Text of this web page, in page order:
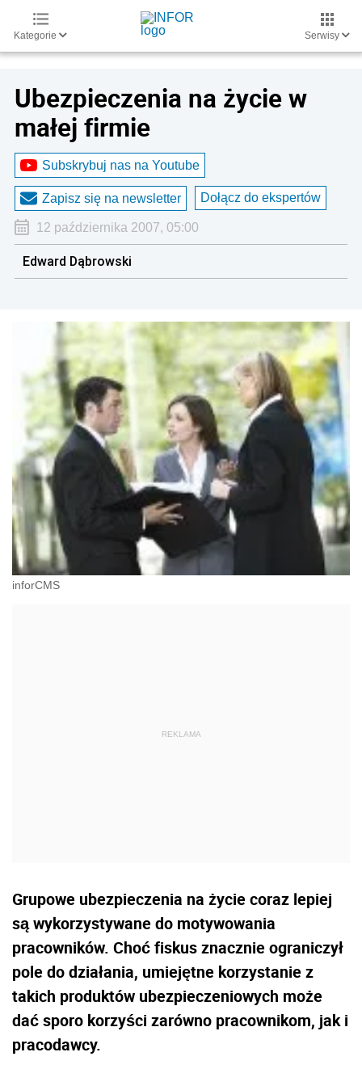
Kategorie Serwisy
Ubezpieczenia na życie w
małej firmie
Subskrybuj nas na Youtube
Zapisz się na newsletter Dołącz do ekspertów
12 października 2007, 05:00
Edward Dąbrowski
inforCMS
Grupowe ubezpieczenia na życie coraz lepiej
są wykorzystywane do motywowania
pracowników. Choć fiskus znacznie ograniczył
pole do działania, umiejętne korzystanie z
takich produktów ubezpieczeniowych może
dać sporo korzyści zarówno pracownikom, jak i
pracodawcy.